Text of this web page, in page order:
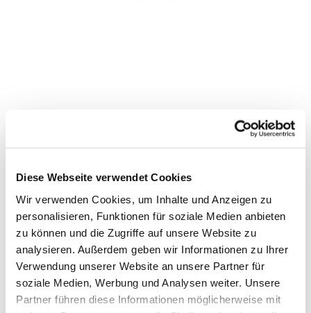
Diese Webseite verwendet Cookies
Wir verwenden Cookies, um Inhalte und Anzeigen zu
personalisieren, Funktionen für soziale Medien anbieten
zu können und die Zugriffe auf unsere Website zu
analysieren. Außerdem geben wir Informationen zu Ihrer
Verwendung unserer Website an unsere Partner für
soziale Medien, Werbung und Analysen weiter. Unsere
Partner führen diese Informationen möglicherweise mit